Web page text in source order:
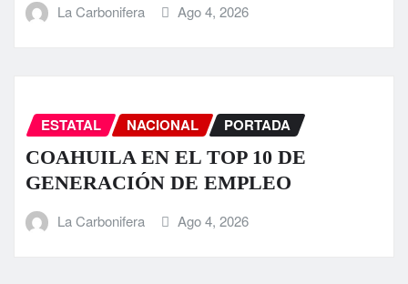
La Carbonifera Ago 4, 2026
ESTATAL NACIONAL PORTADA
COAHUILA EN EL TOP 10 DE
GENERACIÓN DE EMPLEO
La Carbonifera Ago 4, 2026